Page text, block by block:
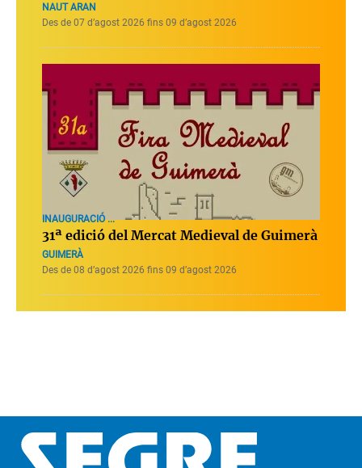
NAUT ARAN
Des de 07 d’agost 2026 fins 09 d’agost 2026
INAUGURACIÓ ...
31ª edició del Mercat Medieval de Guimerà
GUIMERÀ
Des de 08 d’agost 2026 fins 09 d’agost 2026